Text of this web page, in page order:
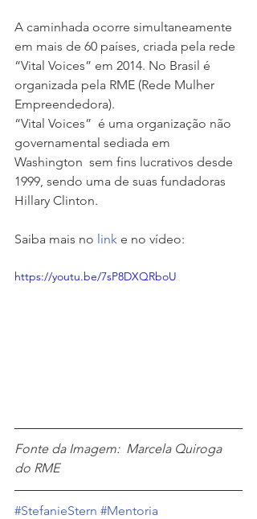
A caminhada ocorre simultaneamente
em mais de 60 países, criada pela rede
“Vital Voices” em 2014. No Brasil é
organizada pela RME (Rede Mulher
Empreendedora).
“Vital Voices”  é uma organização não
governamental sediada em
Washington  sem fins lucrativos desde
1999, sendo uma de suas fundadoras
Hillary Clinton.
Saiba mais no link e no vídeo:
https://youtu.be/7sP8DXQRboU
Fonte da Imagem:  Marcela Quiroga
do RME
#StefanieStern #Mentoria